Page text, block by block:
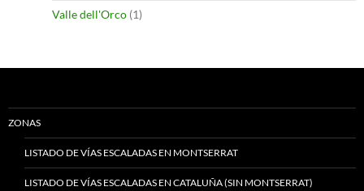
Valle dell'Orco (1)
ZONAS
LISTADO DE VÍAS ESCALADAS EN MONTSERRAT
LISTADO DE VÍAS ESCALADAS EN CATALUÑA (SIN MONTSERRAT)